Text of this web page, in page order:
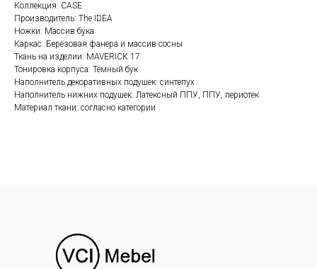
Коллекция: CASE
Производитель: The IDEA
Ножки: Массив бука
Каркас: Берёзовая фанера и массив сосны
Ткань на изделии: MAVERICK 17
Тонировка корпуса: Тёмный бук
Наполнитель декоративных подушек: синтепух
Наполнитель нижних подушек: Латексный ППУ, ППУ, периотек
Материал ткани: согласно категории